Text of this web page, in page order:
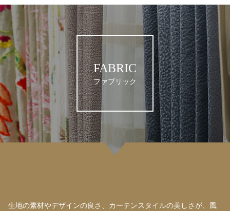
FABRIC
ファブリック
生地の素材やデザインの良さ、カーテンスタイルの美しさが、風